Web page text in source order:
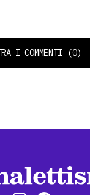
I COMMENTI (0)